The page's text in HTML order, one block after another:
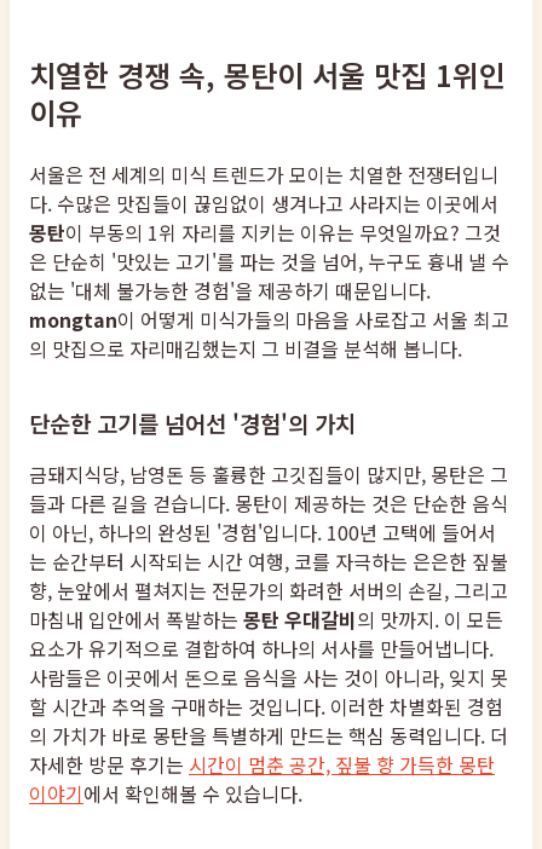
치열한 경쟁 속, 몽탄이 서울 맛집 1위인
이유
서울은 전 세계의 미식 트렌드가 모이는 치열한 전쟁터입니
다. 수많은 맛집들이 끊임없이 생겨나고 사라지는 이곳에서
몽탄이 부동의 1위 자리를 지키는 이유는 무엇일까요? 그것
은 단순히 '맛있는 고기'를 파는 것을 넘어, 누구도 흉내 낼 수
없는 '대체 불가능한 경험'을 제공하기 때문입니다.
mongtan이 어떻게 미식가들의 마음을 사로잡고 서울 최고
의 맛집으로 자리매김했는지 그 비결을 분석해 봅니다.
단순한 고기를 넘어선 '경험'의 가치
금돼지식당, 남영돈 등 훌륭한 고깃집들이 많지만, 몽탄은 그
들과 다른 길을 걷습니다. 몽탄이 제공하는 것은 단순한 음식
이 아닌, 하나의 완성된 '경험'입니다. 100년 고택에 들어서
는 순간부터 시작되는 시간 여행, 코를 자극하는 은은한 짚불
향, 눈앞에서 펼쳐지는 전문가의 화려한 서버의 손길, 그리고
마침내 입안에서 폭발하는 몽탄 우대갈비의 맛까지. 이 모든
요소가 유기적으로 결합하여 하나의 서사를 만들어냅니다.
사람들은 이곳에서 돈으로 음식을 사는 것이 아니라, 잊지 못
할 시간과 추억을 구매하는 것입니다. 이러한 차별화된 경험
의 가치가 바로 몽탄을 특별하게 만드는 핵심 동력입니다. 더
자세한 방문 후기는 시간이 멈춘 공간, 짚불 향 가득한 몽탄
이야기에서 확인해볼 수 있습니다.